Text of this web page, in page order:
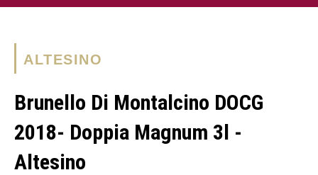
ALTESINO
Brunello Di Montalcino DOCG
2018- Doppia Magnum 3l -
Altesino